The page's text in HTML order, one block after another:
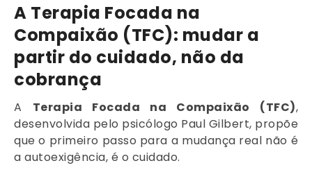
A Terapia Focada na
Compaixão (TFC): mudar a
partir do cuidado, não da
cobrança
A Terapia Focada na Compaixão (TFC),
desenvolvida pelo psicólogo Paul Gilbert, propõe
que o primeiro passo para a mudança real não é
a autoexigência, é o cuidado.